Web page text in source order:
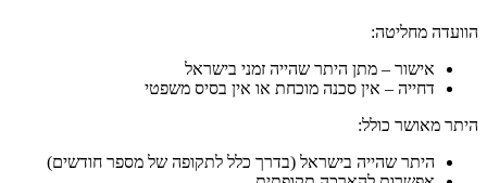
הוועדה מחליטה:
אישור – מתן היתר שהייה זמני בישראל
דחייה – אין סכנה מוכחת או אין בסיס משפטי
היתר מאושר כולל:
היתר שהייה בישראל (בדרך כלל לתקופה של מספר חודשים)